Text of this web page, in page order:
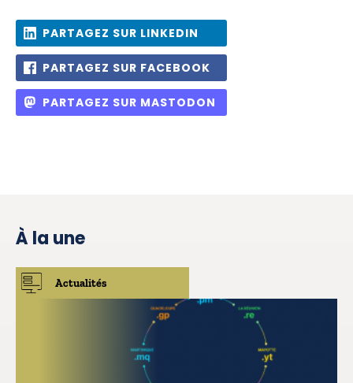
PARTAGEZ SUR LINKEDIN
PARTAGEZ SUR FACEBOOK
PARTAGEZ SUR MASTODON
À la une
Actualités